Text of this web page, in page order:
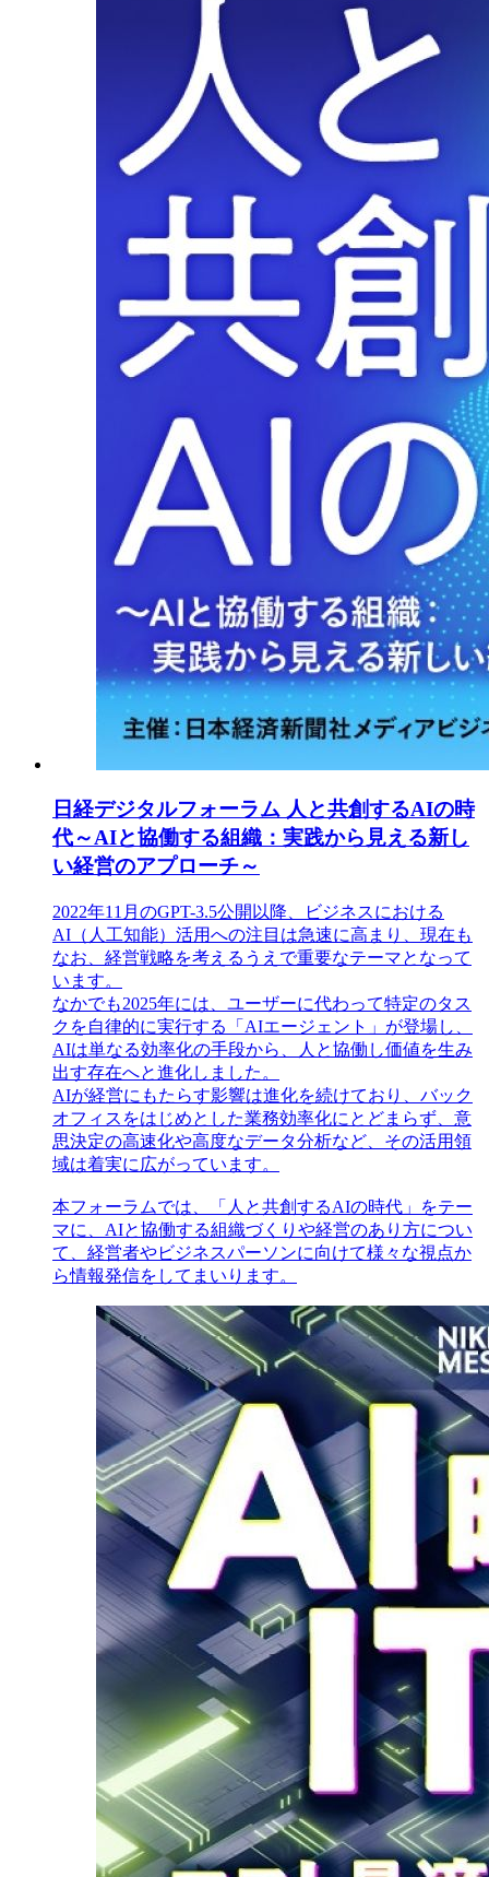
日経デジタルフォーラム 人と共創するAIの時
代～AIと協働する組織：実践から見える新し
い経営のアプローチ～
2022年11月のGPT-3.5公開以降、ビジネスにおける
AI（人工知能）活用への注目は急速に高まり、現在も
なお、経営戦略を考えるうえで重要なテーマとなって
います。
なかでも2025年には、ユーザーに代わって特定のタス
クを自律的に実行する「AIエージェント」が登場し、
AIは単なる効率化の手段から、人と協働し価値を生み
出す存在へと進化しました。
AIが経営にもたらす影響は進化を続けており、バック
オフィスをはじめとした業務効率化にとどまらず、意
思決定の高速化や高度なデータ分析など、その活用領
域は着実に広がっています。
本フォーラムでは、「人と共創するAIの時代」をテー
マに、AIと協働する組織づくりや経営のあり方につい
て、経営者やビジネスパーソンに向けて様々な視点か
ら情報発信をしてまいります。